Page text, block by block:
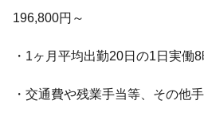
196,800円～
・1ヶ月平均出勤20日の1日実働
・交通費や残業手当等、その他